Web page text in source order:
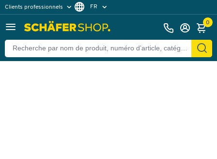
Clients professionnels
Clients particuliers
FR
0
Retour